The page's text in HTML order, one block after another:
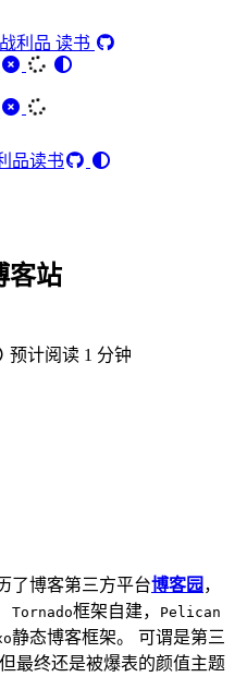
战利品 读书
品读书
客站
预计阅读 1 分钟
了博客第三方平台博客园 ，
Tornado框架自建， Pelican
静态博客框架。 可谓是第三
最终还是被爆表的颜值主题